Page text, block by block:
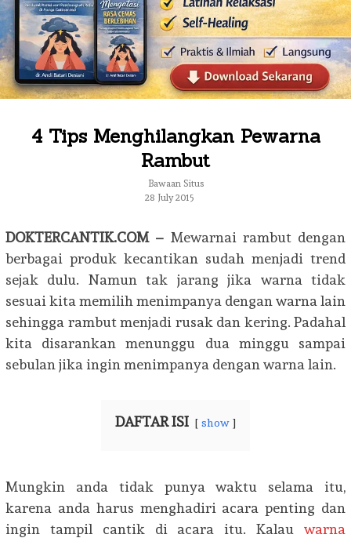
4 Tips Menghilangkan Pewarna
Rambut
Bawaan Situs
28 July 2015
DOKTERCANTIK.COM – Mewarnai rambut dengan
berbagai produk kecantikan sudah menjadi trend
sejak dulu. Namun tak jarang jika warna tidak
sesuai kita memilih menimpanya dengan warna lain
sehingga rambut menjadi rusak dan kering. Padahal
kita disarankan menunggu dua minggu sampai
sebulan jika ingin menimpanya dengan warna lain.
DAFTAR ISI show
Mungkin anda tidak punya waktu selama itu,
karena anda harus menghadiri acara penting dan
ingin tampil cantik di acara itu. Kalau warna